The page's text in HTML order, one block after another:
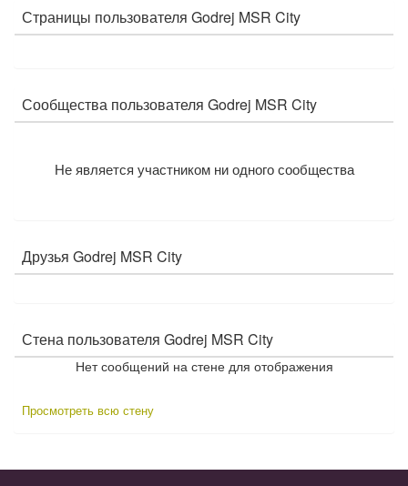
н
и
е
Страницы пользователя Godrej MSR City
Сообщества пользователя Godrej MSR City
Не является участником ни одного сообщества
Друзья Godrej MSR City
Стена пользователя Godrej MSR City
Нет сообщений на стене для отображения
Просмотреть всю стену